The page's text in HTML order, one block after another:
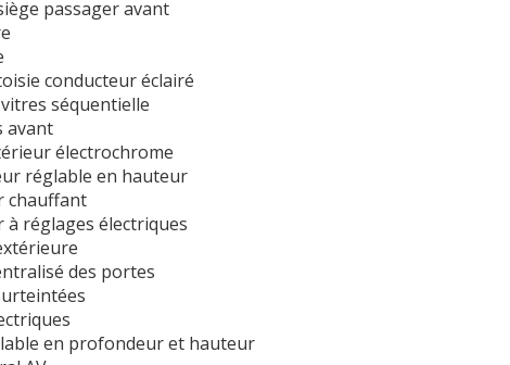
passager avant
conducteur éclairé
séquentielle
avant
électrochrome
réglable en hauteur
chauffant
à réglages électriques
des portes
en profondeur et hauteur